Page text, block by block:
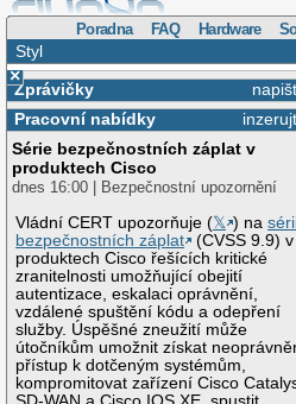
Poradna FAQ Hardware
Styl
×
Zprávičky
Pracovní nabídky
Série bezpečnostních záplat v
produktech Cisco
dnes 16:00 | Bezpečnostní upozornění
Vládní CERT upozorňuje (𝕏 ) na
bezpečnostních záplat
(CVSS 9.9) v
produktech Cisco řešících kritické
zranitelnosti umožňující obejití
autentizace, eskalaci oprávnění,
vzdálené spuštění kódu a odepření
služby. Úspěšné zneužití může
útočníkům umožnit získat
přístup k dotčeným systémům,
kompromitovat zařízení Cisco